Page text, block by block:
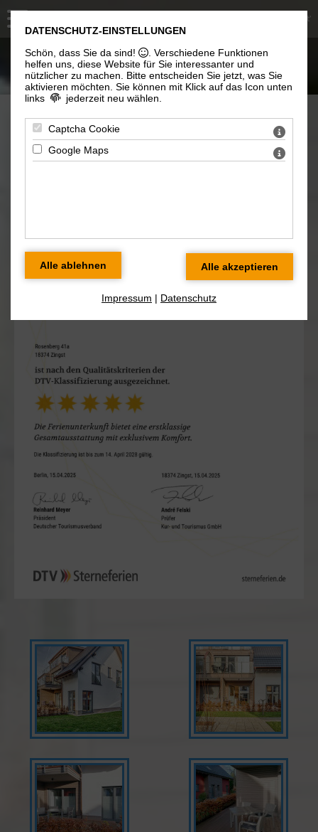
Sie sind hier: Haus Seestern / Suite 'Seeluft'
Haus Seestern – Suite Seeluft
Herzlich Willkommen im Haus
Seestern / Suite Seeluft
Rosenberg 41a; 18374 Zingst
DATENSCHUTZ-EINSTELLUNGEN
Schön, dass Sie da sind!
. Verschiedene Funktionen
helfen uns, diese Website für Sie interessanter und
nützlicher zu machen.
Bitte entscheiden Sie jetzt, was Sie
aktivieren möchten. Sie können mit Klick auf das Icon unten
links
jederzeit neu wählen.
Captcha Cookie
Google Maps
Impressum | Datenschutz